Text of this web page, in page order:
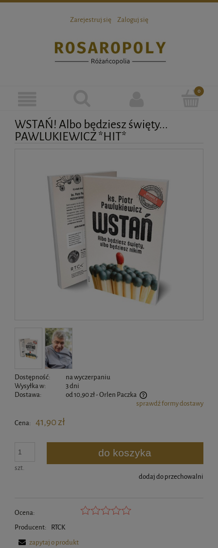
Zarejestruj się Zaloguj się
WSTAŃ! Albo będziesz święty...
PAWLUKIEWICZ *HIT*
Dostępność:
na wyczerpaniu
Wysyłka w:
3 dni
Dostawa:
od 10,90 zł- Orlen Paczka
Cena nie zawiera ewentualnych kosztów płatnościsprawdź formy dostawy
Cena: 41,90 zł
szt.
do koszyka
dodaj do przechowalni
Ocena:
Producent:
RTCK
zapytaj o produkt